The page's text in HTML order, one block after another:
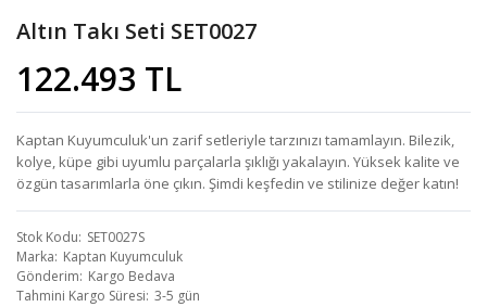
Altın Takı Seti SET0027
122.493 TL
Kaptan Kuyumculuk'un zarif setleriyle tarzınızı tamamlayın. Bilezik,
kolye, küpe gibi uyumlu parçalarla şıklığı yakalayın. Yüksek kalite ve
özgün tasarımlarla öne çıkın. Şimdi keşfedin ve stilinize değer katın!
Stok Kodu SET0027S
Marka Kaptan Kuyumculuk
Gönderim Kargo Bedava
Tahmini Kargo Süresi 3-5 gün